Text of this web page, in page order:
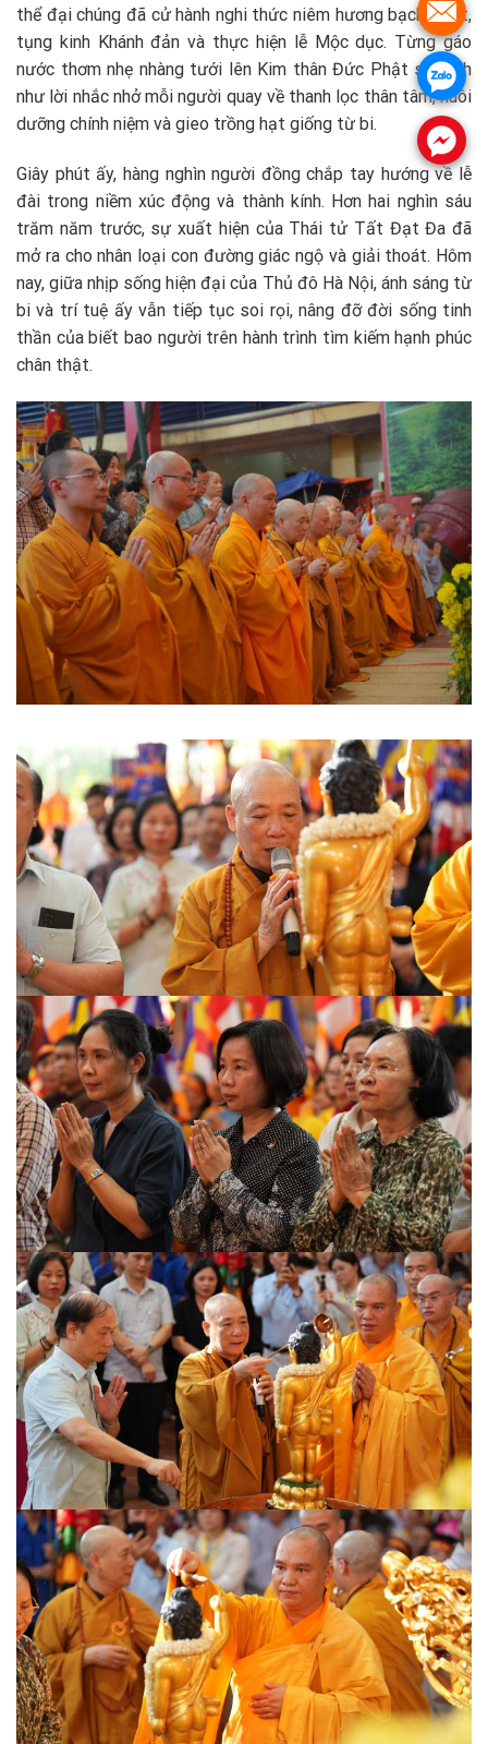
thể đại chúng đã cử hành nghi thức niêm hương bạch Phật,
tụng kinh Khánh đản và thực hiện lễ Mộc dục. Từng gáo
nước thơm nhẹ nhàng tưới lên Kim thân Đức Phật sơ sinh
như lời nhắc nhở mỗi người quay về thanh lọc thân tâm, nuôi
dưỡng chính niệm và gieo trồng hạt giống từ bi.
Giây phút ấy, hàng nghìn người đồng chắp tay hướng về lễ
đài trong niềm xúc động và thành kính. Hơn hai nghìn sáu
trăm năm trước, sự xuất hiện của Thái tử Tất Đạt Đa đã
mở ra cho nhân loại con đường giác ngộ và giải thoát. Hôm
nay, giữa nhịp sống hiện đại của Thủ đô Hà Nội, ánh sáng từ
bi và trí tuệ ấy vẫn tiếp tục soi rọi, nâng đỡ đời sống tinh
thần của biết bao người trên hành trình tìm kiếm hạnh phúc
chân thật.
.
.
.